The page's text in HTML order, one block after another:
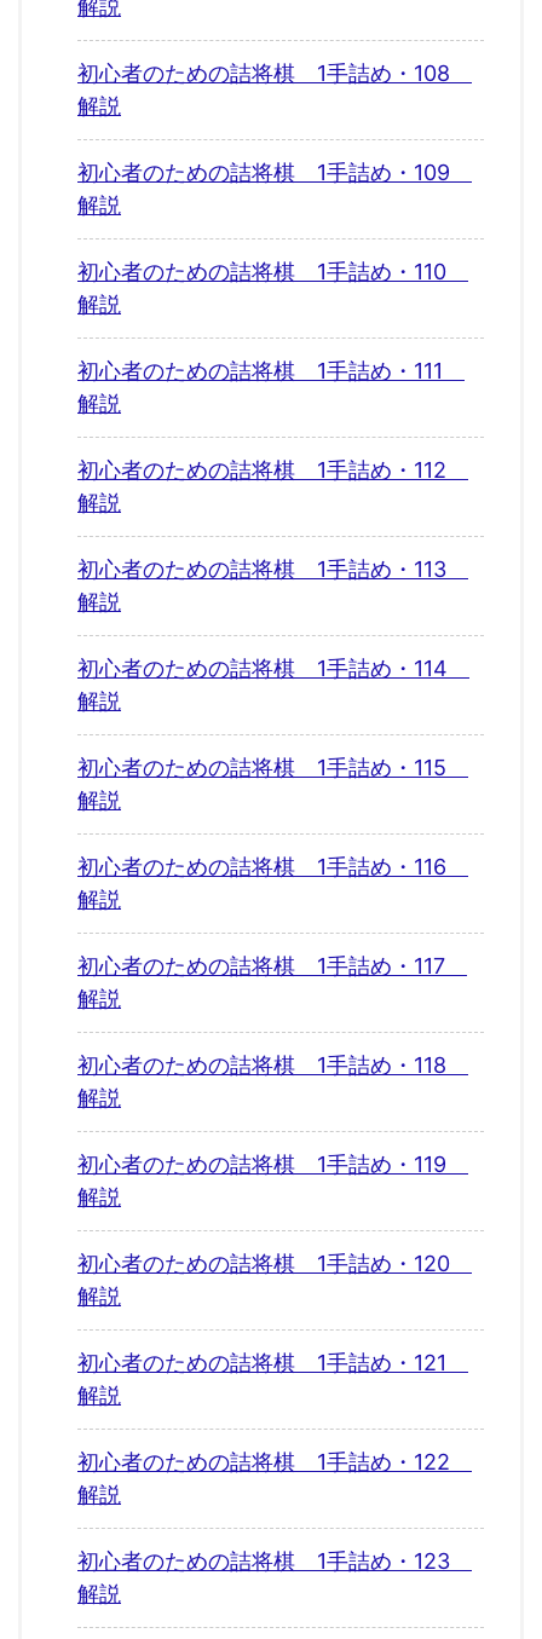
解説
初心者のための詰将棋 1手詰め・108
解説
初心者のための詰将棋 1手詰め・109
解説
初心者のための詰将棋 1手詰め・110
解説
初心者のための詰将棋 1手詰め・111
解説
初心者のための詰将棋 1手詰め・112
解説
初心者のための詰将棋 1手詰め・113
解説
初心者のための詰将棋 1手詰め・114
解説
初心者のための詰将棋 1手詰め・115
解説
初心者のための詰将棋 1手詰め・116
解説
初心者のための詰将棋 1手詰め・117
解説
初心者のための詰将棋 1手詰め・118
解説
初心者のための詰将棋 1手詰め・119
解説
初心者のための詰将棋 1手詰め・120
解説
初心者のための詰将棋 1手詰め・121
解説
初心者のための詰将棋 1手詰め・122
解説
初心者のための詰将棋 1手詰め・123
解説